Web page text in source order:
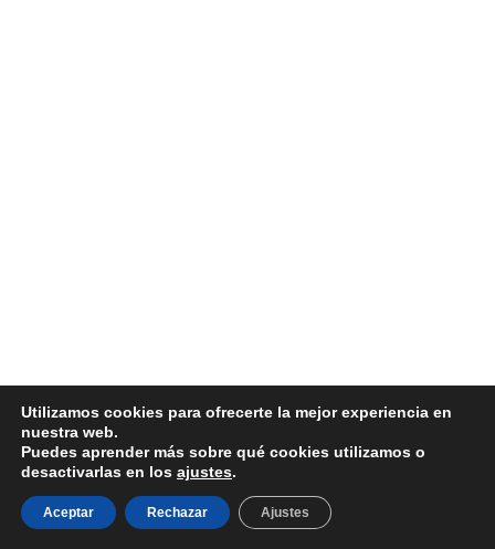
© 2026 NG-TURISMO Y PEREGRINACIONES SL
Aviso Legal|Política de Privacidad
Términos y Condiciones
Utilizamos cookies para ofrecerte la mejor experiencia en
nuestra web.
Puedes aprender más sobre qué cookies utilizamos o
desactivarlas en los ajustes.
Aceptar Rechazar Ajustes